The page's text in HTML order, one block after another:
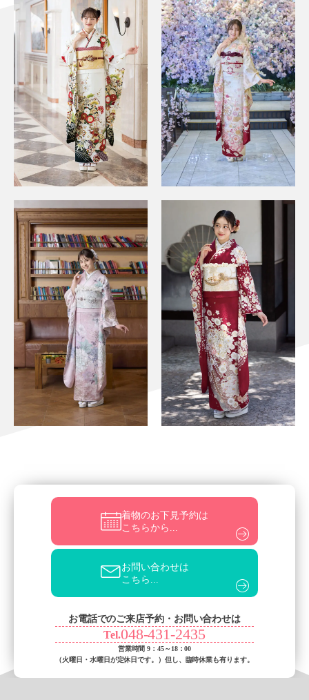
着物のお下見予約は
こちらから...
お問い合わせは
こちら...
お電話でのご来店予約・お問い合わせは
Tel.048-431-2435
営業時間 9：45～18：00
（火曜日・水曜日が定休日です。） 但し、臨時休業も有ります。